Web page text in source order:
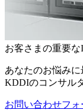
お客さまの重要
あなたのお悩み
KDDIのコンサル
お問い合わせフォ